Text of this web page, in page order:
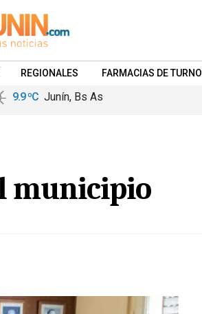
REGIONALES FARMACIAS DE TURNO
9.9 ºC Junín, Bs As
municipio